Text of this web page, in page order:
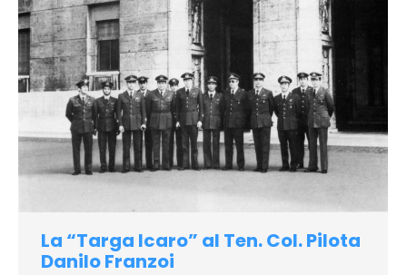
La “Targa Icaro” al Ten. Col. Pilota
Danilo Franzoi